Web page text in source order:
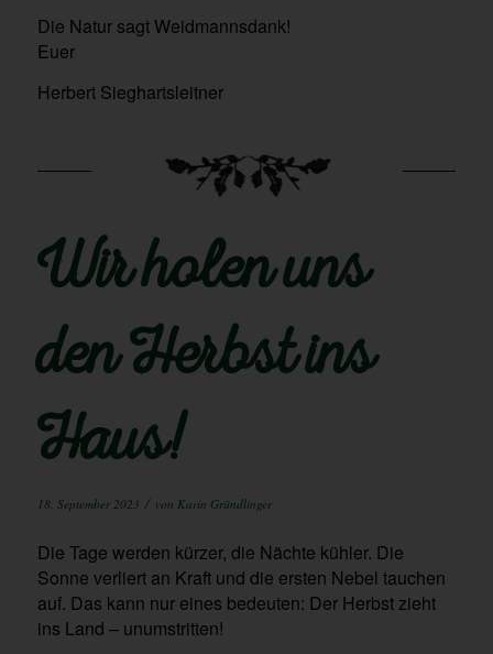
Die Natur sagt Weidmannsdank!
Euer
Herbert Sieghartsleitner
Wir holen uns
den Herbst ins
Haus!
18. September 2023 / von Karin Gründlinger
Die Tage werden kürzer, die Nächte kühler. Die
Sonne verliert an Kraft und die ersten Nebel tauchen
auf. Das kann nur eines bedeuten: Der Herbst zieht
ins Land – unumstritten!